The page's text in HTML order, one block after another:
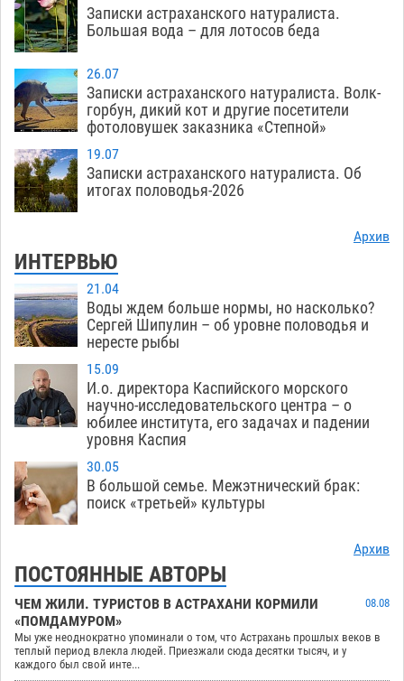
Записки астраханского натуралиста.
Большая вода – для лотосов беда
26.07
Записки астраханского натуралиста. Волк-
горбун, дикий кот и другие посетители
фотоловушек заказника «Степной»
19.07
Записки астраханского натуралиста. Об
итогах половодья-2026
Архив
ИНТЕРВЬЮ
21.04
Воды ждем больше нормы, но насколько?
Сергей Шипулин – об уровне половодья и
нересте рыбы
15.09
И.о. директора Каспийского морского
научно-исследовательского центра – о
юбилее института, его задачах и падении
уровня Каспия
30.05
В большой семье. Межэтнический брак:
поиск «третьей» культуры
Архив
ПОСТОЯННЫЕ АВТОРЫ
ЧЕМ ЖИЛИ. ТУРИСТОВ В АСТРАХАНИ КОРМИЛИ
«ПОМДАМУРОМ»
08.08
Мы уже неоднократно упоминали о том, что Астрахань прошлых веков в
теплый период влекла людей. Приезжали сюда десятки тысяч, и у
каждого был свой инте...